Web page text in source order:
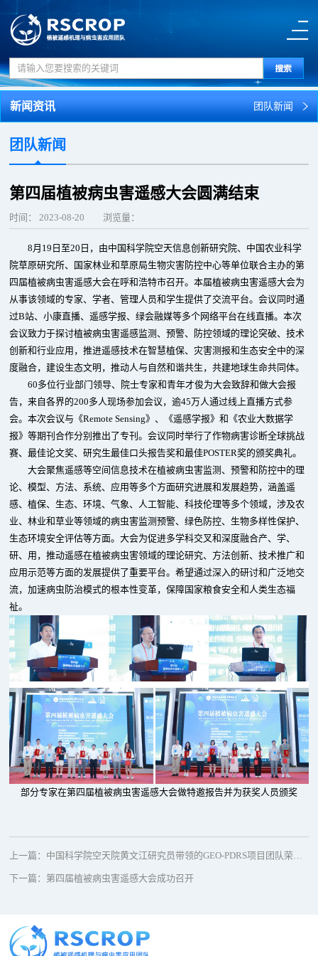
新闻资讯 团队新闻
团队新闻
第四届植被病虫害遥感大会圆满结束
时间： 2023-08-20 浏览量：
8月19日至20日，由中国科学院空天信息创新研究院、中国农业科学
院草原研究所、国家林业和草原局生物灾害防控中心等单位联合主办的第
四届植被病虫害遥感大会在呼和浩特市召开。本届植被病虫害遥感大会为
从事该领域的专家、学者、管理人员和学生提供了交流平台。会议同时通
过B站、小康直播、遥感学报、绿会融媒等多个网络平台在线直播。本次
会议致力于探讨植被病虫害遥感监测、预警、防控领域的理论突破、技术
创新和行业应用，推进遥感技术在智慧植保、灾害测报和生态安全中的深
度融合，建设生态文明，推动人与自然和谐共生，共建地球生命共同体。
60多位行业部门领导、院士专家和青年才俊为大会致辞和做大会报
告，来自各界的200多人现场参加会议，逾45万人通过线上直播方式参
会。本次会议与《Remote Sensing》、《遥感学报》和《农业大数据学
报》等期刊合作分别推出了专刊。会议同时举行了作物病害诊断全球挑战
赛、最佳论文奖、研究生最佳口头报告奖和最佳POSTER奖的颁奖典礼。
大会聚焦遥感等空间信息技术在植被病虫害监测、预警和防控中的理
论、模型、方法、系统、应用等多个方面研究进展和发展趋势，涵盖遥
感、植保、生态、环境、气象、人工智能、科技伦理等多个领域，涉及农
业、林业和草业等领域的病虫害监测预警、绿色防控、生物多样性保护、
生态环境安全评估等方面。大会为促进多学科交叉和深度融合产、学、
研、用，推动遥感在植被病虫害领域的理论研究、方法创新、技术推广和
应用示范等方面的发展提供了重要平台。希望通过深入的研讨和广泛地交
流，加速病虫防治模式的根本性变革，保障国家粮食安全和人类生态福
祉。
部分专家在第四届植被病虫害遥感大会做特邀报告并为获奖人员颁奖
上一篇： 中国科学院空天院黄文江研究员带领的GEO-PDRS项目团队荣获2023年GEO团
下一篇： 第四届植被病虫害遥感大会成功召开